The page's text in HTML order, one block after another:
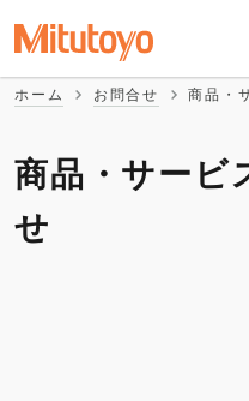
ホーム お問合せ 商品・
商品・サービ
せ